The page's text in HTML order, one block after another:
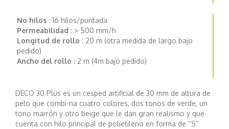
No hilos : 16 hilos/puntada
Permeabilidad : > 500 mm/h
Longitud de rollo : 20 m (otra medida de largo bajo
pedido)
Ancho del rollo : 2 m (4m bajo pedido)
DECO 30 Plus es un cesped artificial de 30 mm de altura de
pelo que combi-na cuatro colores, dos tonos de verde, un
tono marrón y otro beige que le dan gran realismo y que
cuenta con hilo principal de polietileno en forma de “S”